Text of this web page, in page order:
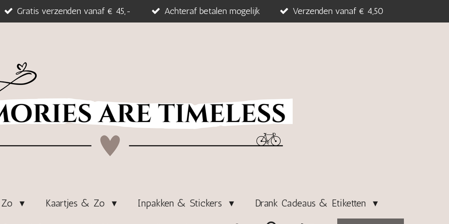
Gratis verzenden vanaf € 45,- Achteraf betalen mogelijk Verzenden vanaf € 4,50
Kaartjes & Zo Inpakken & Stickers Drank Cadeaus & Etiketten